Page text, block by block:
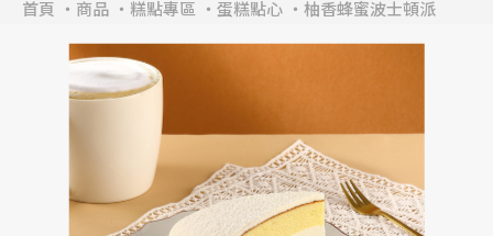
首頁 商品 糕點專區 蛋糕點心 柚香蜂蜜波士頓派